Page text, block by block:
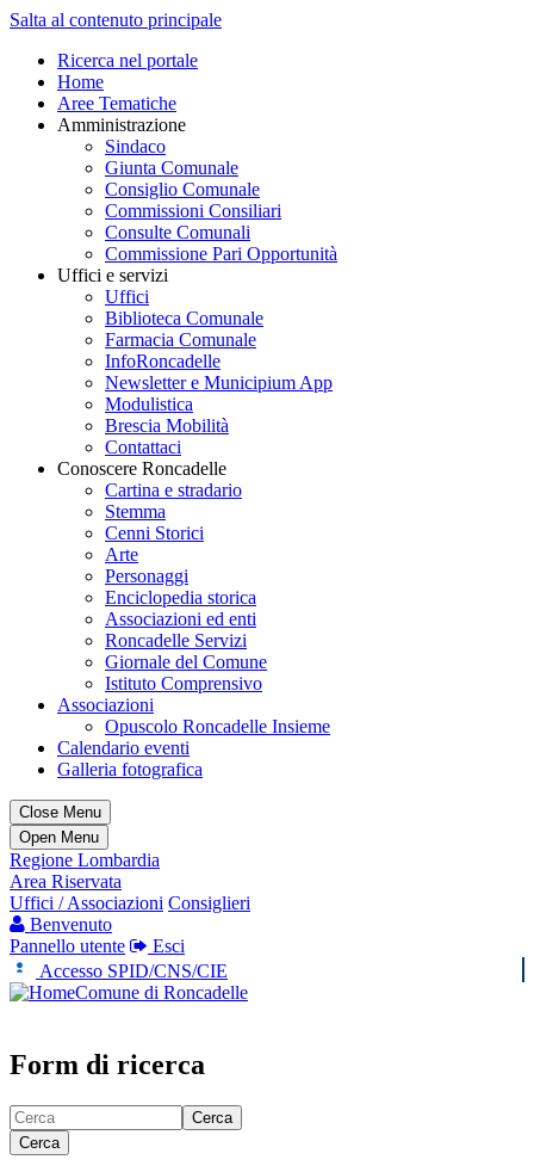
Salta al contenuto principale
Ricerca nel portale
Home
Aree Tematiche
Amministrazione
Sindaco
Giunta Comunale
Consiglio Comunale
Commissioni Consiliari
Consulte Comunali
Commissione Pari Opportunità
Uffici e servizi
Uffici
Biblioteca Comunale
Farmacia Comunale
InfoRoncadelle
Newsletter e Municipium App
Modulistica
Brescia Mobilità
Contattaci
Conoscere Roncadelle
Cartina e stradario
Stemma
Cenni Storici
Arte
Personaggi
Enciclopedia storica
Associazioni ed enti
Roncadelle Servizi
Giornale del Comune
Istituto Comprensivo
Associazioni
Opuscolo Roncadelle Insieme
Calendario eventi
Galleria fotografica
Close Menu
Open Menu
Regione Lombardia
Area Riservata
Uffici / Associazioni Consiglieri
Benvenuto
Pannello utente
Esci
Accesso SPID/CNS/CIE
Comune di Roncadelle
Form di ricerca
Cerca
Cerca